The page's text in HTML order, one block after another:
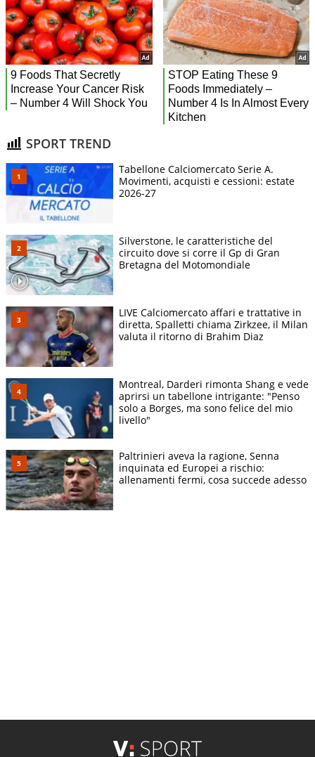
SPORT TREND
Tabellone Calciomercato Serie A.
Movimenti, acquisti e cessioni: estate
2026-27
Silverstone, le caratteristiche del
circuito dove si corre il Gp di Gran
Bretagna del Motomondiale
LIVE Calciomercato affari e trattative in
diretta, Spalletti chiama Zirkzee, il Milan
valuta il ritorno di Brahim Diaz
Montreal, Darderi rimonta Shang e vede
aprirsi un tabellone intrigante: "Penso
solo a Borges, ma sono felice del mio
livello"
Paltrinieri aveva la ragione, Senna
inquinata ed Europei a rischio:
allenamenti fermi, cosa succede adesso